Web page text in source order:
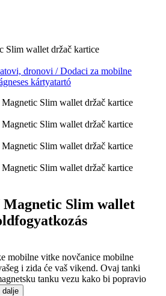
wallet držač kartice
dronovi /Dodaci za mobilne
kártyatartó
Slim wallet
mobilne vitke novčanice mobilne
i zida će vaš vikend. Ovaj tanki
tanku vezu kako bi popravio
dalje